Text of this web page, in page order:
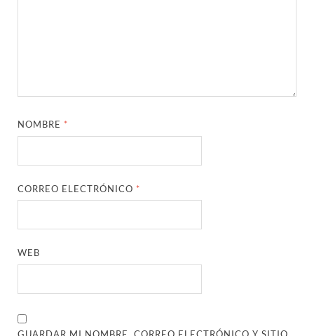
NOMBRE *
CORREO ELECTRÓNICO *
WEB